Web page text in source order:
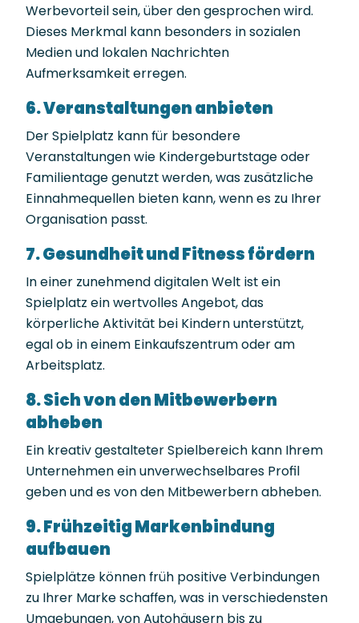
Werbevorteil sein, über den gesprochen wird.
Dieses Merkmal kann besonders in sozialen
Medien und lokalen Nachrichten
Aufmerksamkeit erregen.
6. Veranstaltungen anbieten
Der Spielplatz kann für besondere
Veranstaltungen wie Kindergeburtstage oder
Familientage genutzt werden, was zusätzliche
Einnahmequellen bieten kann, wenn es zu Ihrer
Organisation passt.
7. Gesundheit und Fitness fördern
In einer zunehmend digitalen Welt ist ein
Spielplatz ein wertvolles Angebot, das
körperliche Aktivität bei Kindern unterstützt,
egal ob in einem Einkaufszentrum oder am
Arbeitsplatz.
8. Sich von den Mitbewerbern
abheben
Ein kreativ gestalteter Spielbereich kann Ihrem
Unternehmen ein unverwechselbares Profil
geben und es von den Mitbewerbern abheben.
9. Frühzeitig Markenbindung
aufbauen
Spielplätze können früh positive Verbindungen
zu Ihrer Marke schaffen, was in verschiedensten
Umgebungen, von Autohäusern bis zu